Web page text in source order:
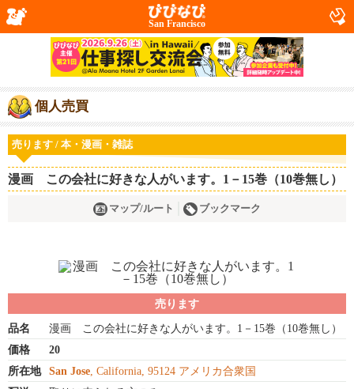
San Francisco
個人売買
売ります / 本・漫画・雑誌
漫画 この会社に好きな人がいます。1－15巻（10巻無し）
マップ/ルート ブックマーク
売ります
品名
漫画 この会社に好きな人がいます。1－15巻（10巻無し）
価格
20
所在地
San Jose , California, 95124 アメリカ合衆国